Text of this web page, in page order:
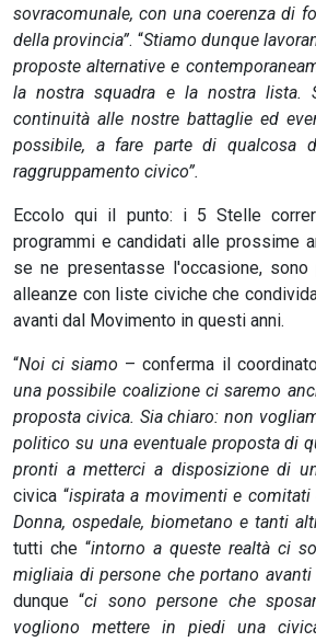
sovracomunale, con una coerenza di
della provincia”. “Stiamo dunque
proposte alternative e
la nostra squadra e la nostra lista.
continuità alle nostre battaglie ed
possibile, a fare parte di qualcosa
raggruppamento civico”.
Eccolo qui il punto: i 5 Stelle
programmi e candidati alle prossime
se ne presentasse l'occasione,
alleanze con liste civiche che
avanti dal Movimento in questi anni.
“Noi ci siamo – conferma il
una possibile coalizione ci saremo
proposta civica. Sia chiaro: non
politico su una eventuale proposta di
pronti a metterci a disposizione di
civica “ispirata a movimenti e comitati
Donna, ospedale, biometano e tanti
tutti che “intorno a queste realtà ci
migliaia di persone che portano
dunque “ci sono persone che
vogliono mettere in piedi una